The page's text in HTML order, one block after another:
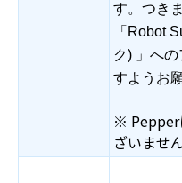
す。 つき
「Robot
ク) 」へ
すようお
※ Pepper
ざいませ